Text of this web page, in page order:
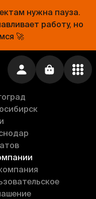
нужна пауза.
работу, но
🚀
Новгород
на-Дону